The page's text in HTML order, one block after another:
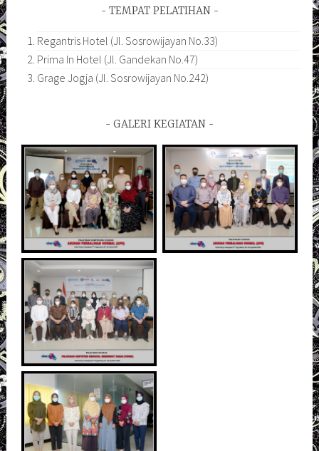
TEMPAT PELATIHAN
Regantris Hotel (Jl. Sosrowijayan No.33)
Prima In Hotel (Jl. Gandekan No.47)
Grage Jogja (Jl. Sosrowijayan No.242)
GALERI KEGIATAN